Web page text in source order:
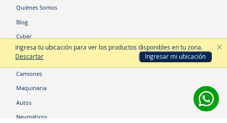
Ingresa tu ubicación para ver los productos disponibles en tu zona.
Descartar
Ingresar mi ubicación
Quiénes Somos
Blog
Cyber
Categorías
Camiones
Maquinaria
Autos
Neumáticos